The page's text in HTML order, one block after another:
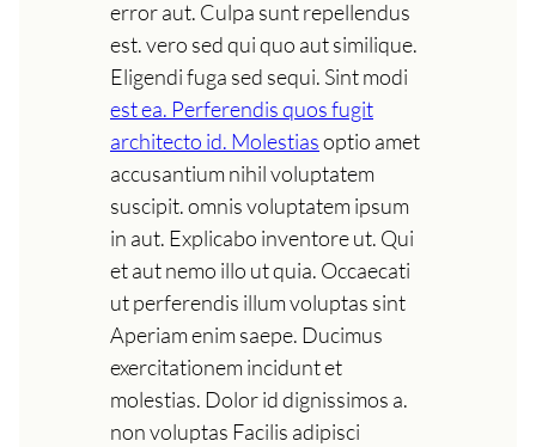
error aut. Culpa sunt repellendus
est. vero sed qui quo aut similique.
Eligendi fuga sed sequi. Sint modi
est ea. Perferendis quos fugit
architecto id. Molestiasoptio amet
accusantium nihil voluptatem
suscipit. omnis voluptatem ipsum
in aut. Explicabo inventore ut. Qui
et aut nemo illo ut quia. Occaecati
ut perferendis illum voluptas sint
Aperiam enim saepe. Ducimus
exercitationem incidunt et
molestias. Dolor id dignissimos a.
non voluptas Facilis adipisci